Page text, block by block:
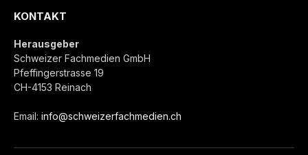
KONTAKT
Herausgeber
Schweizer Fachmedien GmbH
Pfeffingerstrasse 19
CH-4153 Reinach
Email: info@schweizerfachmedien.ch